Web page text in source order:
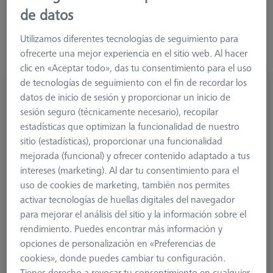
de carburo de tungsteno como estándar. También se dispone
de tungsteno, y de palpadores de disco fabricados en
cerámica.
Palpadores estándar
de datos
Utilizamos diferentes tecnologías de seguimiento para
ofrecerte una mejor experiencia en el sitio web. Al hacer
clic en «Aceptar todo», das tu consentimiento para el uso
de tecnologías de seguimiento con el fin de recordar los
datos de inicio de sesión y proporcionar un inicio de
sesión seguro (técnicamente necesario), recopilar
estadísticas que optimizan la funcionalidad de nuestro
sitio (estadísticas), proporcionar una funcionalidad
mejorada (funcional) y ofrecer contenido adaptado a tus
intereses (marketing). Al dar tu consentimiento para el
uso de cookies de marketing, también nos permites
activar tecnologías de huellas digitales del navegador
para mejorar el análisis del sitio y la información sobre el
rendimiento. Puedes encontrar más información y
opciones de personalización en «Preferencias de
cookies», donde puedes cambiar tu configuración.